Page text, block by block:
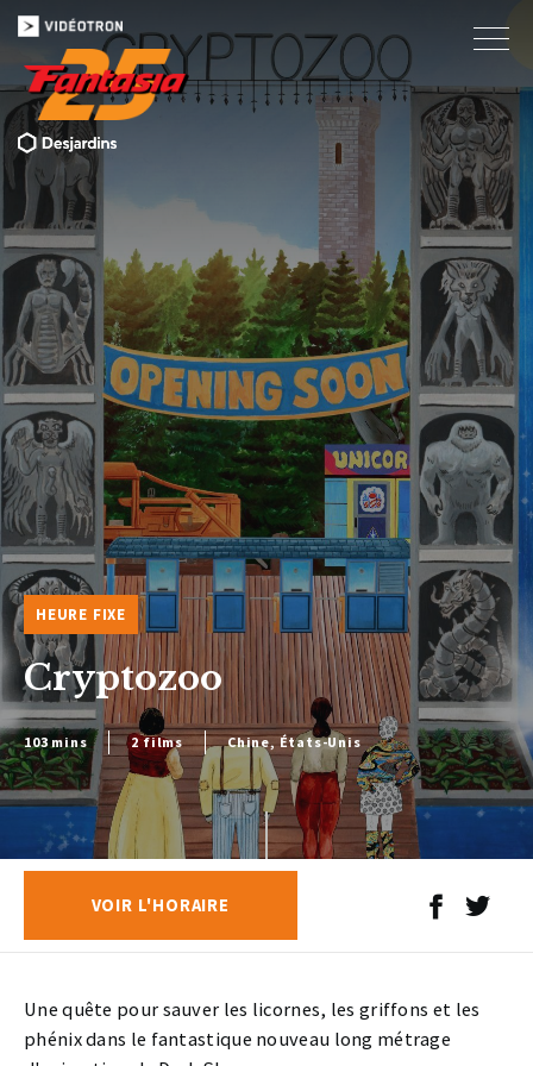
HEURE FIXE
Cryptozoo
103 mins 2 films Chine, États-Unis
VOIR L'HORAIRE
Une quête pour sauver les licornes, les griffons et les
phénix dans le fantastique nouveau long métrage